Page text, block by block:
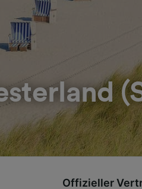
Offizieller